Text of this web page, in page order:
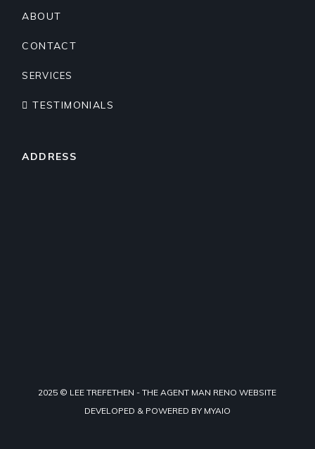
ABOUT
CONTACT
SERVICES
TESTIMONIALS
ADDRESS
2025 © LEE TREFETHEN - THE AGENT MAN RENO WEBSITE
DEVELOPED & POWERED BY MYAIO